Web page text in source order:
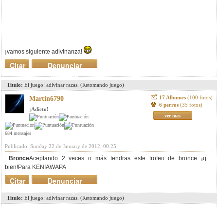
¡vamos siguiente adivinanza!
Denunciar
mensaje
Citar
Titulo: El juego: adivinar razas. (Retomando juego)
Martin6790
¡Adicto!
684 mensajes
17 Albumes (100 fotos)
6 perros (35 fotos)
ver mas
Publicado: Sunday 22 de January de 2012, 00:25
BronceAceptando 2 veces o más tendras este trofeo de bronce ¡que
bien!Para KENIAWAPA
Denunciar
mensaje
Citar
Titulo: El juego: adivinar razas. (Retomando juego)